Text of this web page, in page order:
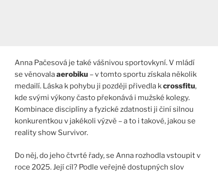
Anna Pačesová je také vášnivou sportovkyní. V mládí
se věnovalaaerobiku – v tomto sportu získala několik
medailí. Láska k pohybu ji později přivedla kcrossfitu,
kde svými výkony často překonává i mužské kolegy.
Kombinace disciplíny a fyzické zdatnosti ji činí silnou
konkurentkou v jakékoli výzvě – a to i takové, jakou se
reality show Survivor.
Do něj, do jeho čtvrté řady, se Anna rozhodla vstoupit v
roce 2025. Její cíl? Podle veřejně dostupných slov